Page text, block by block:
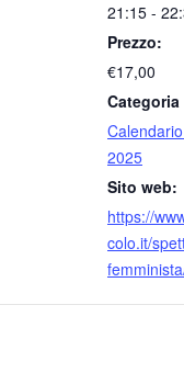
21:15 -
Prezzo:
€17,00
2025
Sito web:
https://
colo.it/